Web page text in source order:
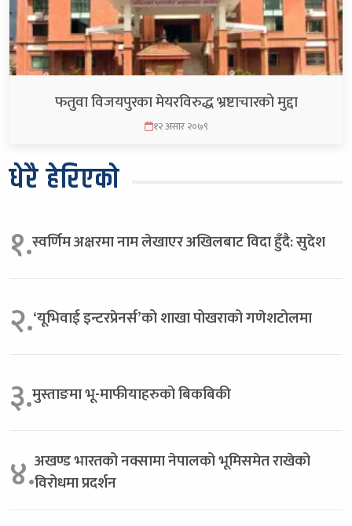
फतुवा विजयपुरका मेयरविरुद्ध भ्रष्टाचारको मुद्दा
१२ असार २०७९
धेरै हेरिएको
१.स्वर्णिम अक्षरमा नाम लेखाएर अखिलबाट विदा हुँदै: सुदेश
२.‘यूभिवाई इन्टरप्रेनर्स’को शाखा पोखराको गणेशटोलमा
३.मुस्ताङमा भू-माफीयाहरुको बिकबिकी
४.अखण्ड भारतको नक्सामा नेपालको भूमिसमेत राखेको
विरोधमा प्रदर्शन